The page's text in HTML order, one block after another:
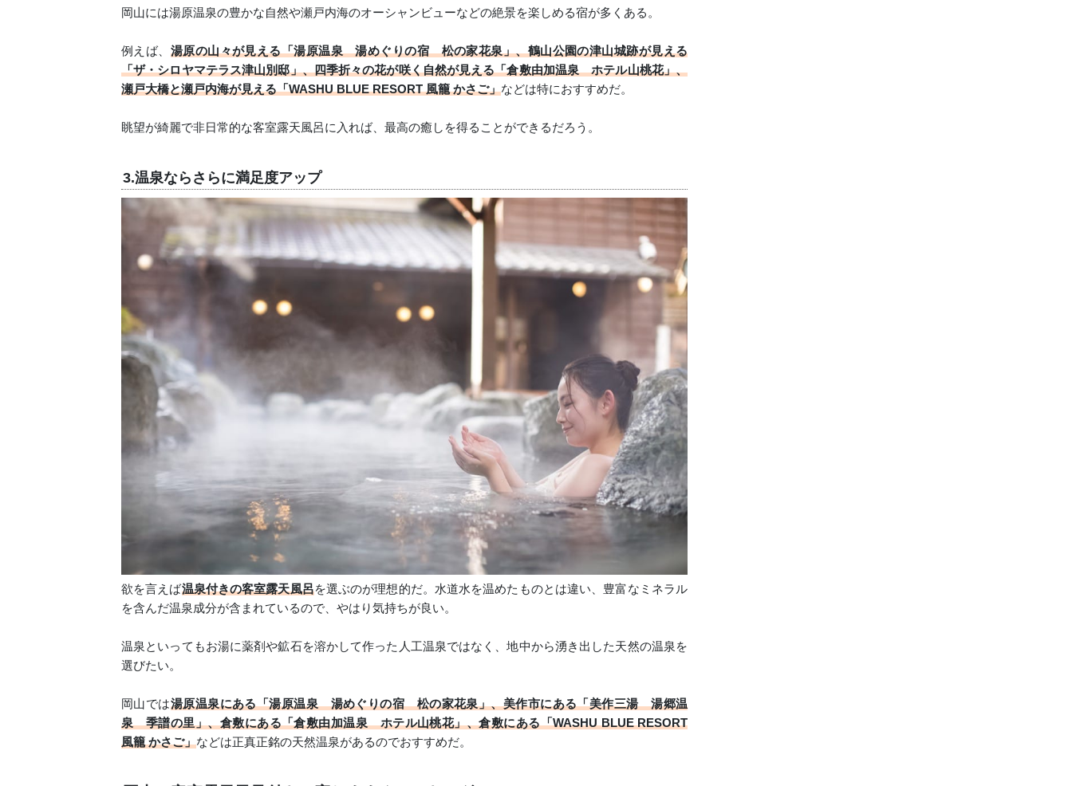
岡山には湯原温泉の豊かな自然や瀬戸内海のオーシャンビューなどの絶景を楽しめる宿が多くある。
例えば、 湯原の山々が見える「湯原温泉 湯めぐりの宿 松の家花泉」、鶴山公園の津山城跡が見える
「ザ・シロヤマテラス津山別邸」、四季折々の花が咲く自然が見える「倉敷由加温泉 ホテル山桃花」、
瀬戸大橋と瀬戸内海が見える「WASHU BLUE RESORT 風籠 かさご」などは特におすすめだ。
眺望が綺麗で非日常的な客室露天風呂に入れば、最高の癒しを得ることができるだろう。
3.温泉ならさらに満足度アップ
欲を言えば温泉付きの客室露天風呂を選ぶのが理想的だ。水道水を温めたものとは違い、豊富なミネラル
を含んだ温泉成分が含まれているので、やはり気持ちが良い。
温泉といってもお湯に薬剤や鉱石を溶かして作った人工温泉ではなく、地中から湧き出した天然の温泉を
選びたい。
岡山では湯原温泉にある「湯原温泉 湯めぐりの宿 松の家花泉」、美作市にある「美作三湯 湯郷温
泉 季譜の里」、倉敷にある「倉敷由加温泉 ホテル山桃花」、倉敷にある「WASHU BLUE RESORT
風籠 かさご」などは正真正銘の天然温泉があるのでおすすめだ。